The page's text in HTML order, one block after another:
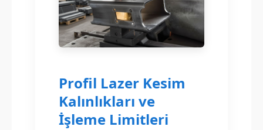
Profil Lazer Kesim
Kalınlıkları ve
İşleme Limitleri